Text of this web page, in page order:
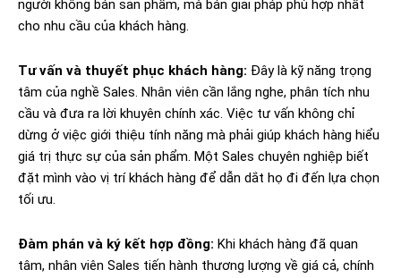
người không bán sản phẩm, mà bán giải pháp phù hợp nhất
cho nhu cầu của khách hàng.
Tư vấn và thuyết phục khách hàng: Đây là kỹ năng trọng
tâm của nghề Sales. Nhân viên cần lắng nghe, phân tích nhu
cầu và đưa ra lời khuyên chính xác. Việc tư vấn không chỉ
dừng ở việc giới thiệu tính năng mà phải giúp khách hàng hiểu
giá trị thực sự của sản phẩm. Một Sales chuyên nghiệp biết
đặt mình vào vị trí khách hàng để dẫn dắt họ đi đến lựa chọn
tối ưu.
Đàm phán và ký kết hợp đồng: Khi khách hàng đã quan
tâm, nhân viên Sales tiến hành thương lượng về giá cả, chính